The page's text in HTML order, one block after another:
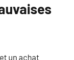
un achat